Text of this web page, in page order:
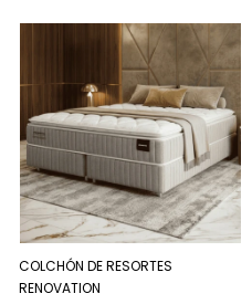
COLCHÓN DE RESORTES
RENOVATION